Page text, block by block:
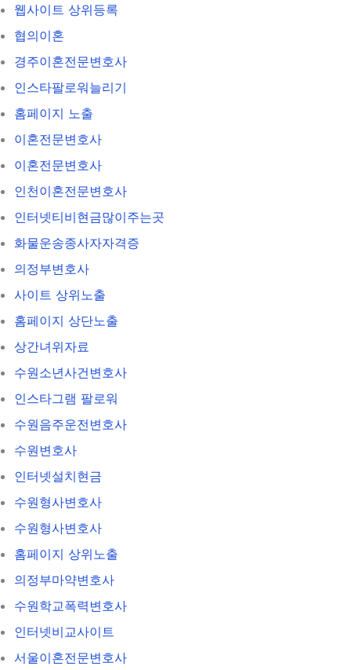
웹사이트 상위등록
협의이혼
경주이혼전문변호사
인스타팔로워늘리기
홈페이지 노출
이혼전문변호사
이혼전문변호사
인천이혼전문변호사
인터넷티비현금많이주는곳
화물운송종사자자격증
의정부변호사
사이트 상위노출
홈페이지 상단노출
상간녀위자료
수원소년사건변호사
인스타그램 팔로워
수원음주운전변호사
수원변호사
인터넷설치현금
수원형사변호사
수원형사변호사
홈페이지 상위노출
의정부마약변호사
수원학교폭력변호사
인터넷비교사이트
서울이혼전문변호사